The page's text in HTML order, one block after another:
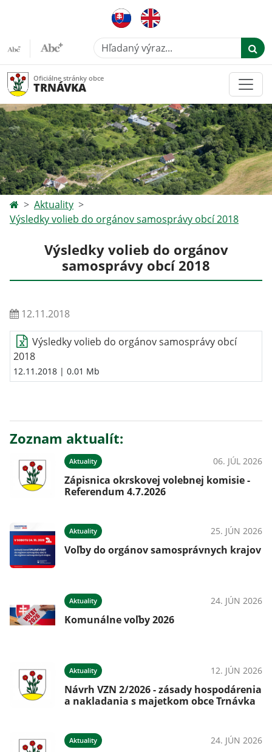
Hľadaný výraz...
Oficiálne stránky obce
TRNÁVKA
Aktuality
Výsledky volieb do orgánov samosprávy obcí 2018
Výsledky volieb do orgánov
samosprávy obcí 2018
12.11.2018
Výsledky volieb do orgánov samosprávy obcí
2018
12.11.2018 | 0.01 Mb
Zoznam aktualít:
Aktuality 06. JÚL 2026
Zápisnica okrskovej volebnej komisie -
Referendum 4.7.2026
Aktuality 25. JÚN 2026
Voľby do orgánov samosprávnych krajov
Aktuality 24. JÚN 2026
Komunálne voľby 2026
Aktuality 12. JÚN 2026
Návrh VZN 2/2026 - zásady hospodárenia
a nakladania s majetkom obce Trnávka
Aktuality 24. JÚN 2026